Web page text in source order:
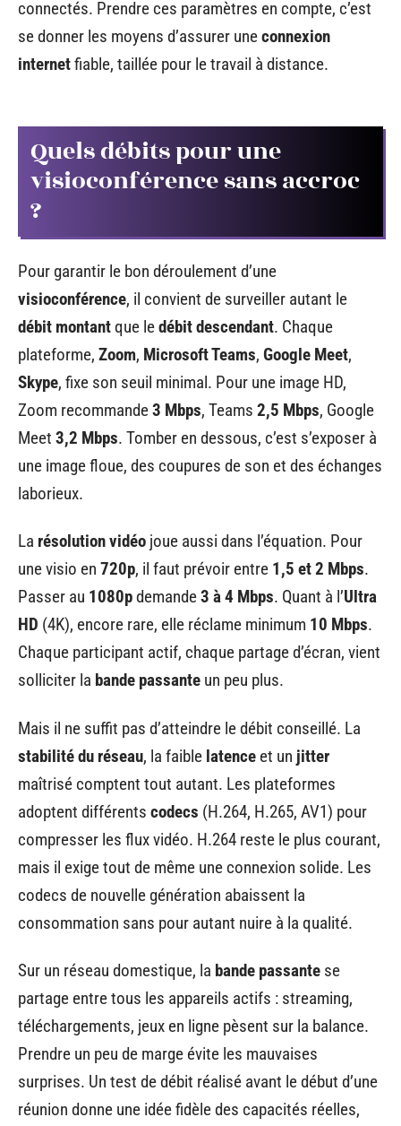
connectés. Prendre ces paramètres en compte, c’est
se donner les moyens d’assurer uneconnexion
internetfiable, taillée pour le travail à distance.
Quels débits pour une
visioconférence sans accroc
?
Pour garantir le bon déroulement d’une
visioconférence, il convient de surveiller autant le
débit montantque ledébit descendant. Chaque
plateforme, Zoom, Microsoft Teams, Google Meet,
Skype, fixe son seuil minimal. Pour une image HD,
Zoom recommande3 Mbps, Teams 2,5 Mbps, Google
Meet 3,2 Mbps. Tomber en dessous, c’est s’exposer à
une image floue, des coupures de son et des échanges
laborieux.
La résolution vidéo joue aussi dans l’équation. Pour
une visio en 720p, il faut prévoir entre 1,5 et 2 Mbps.
Passer au 1080pdemande3 à 4 Mbps. Quant à l’Ultra
HD (4K), encore rare, elle réclame minimum 10 Mbps.
Chaque participant actif, chaque partage d’écran, vient
solliciter la bande passante un peu plus.
Mais il ne suffit pas d’atteindre le débit conseillé. La
stabilité du réseau, la faible latence et un jitter
maîtrisé comptent tout autant. Les plateformes
adoptent différents codecs (H.264, H.265, AV1) pour
compresser les flux vidéo. H.264 reste le plus courant,
mais il exige tout de même une connexion solide. Les
codecs de nouvelle génération abaissent la
consommation sans pour autant nuire à la qualité.
Sur un réseau domestique, la bande passante se
partage entre tous les appareils actifs : streaming,
téléchargements, jeux en ligne pèsent sur la balance.
Prendre un peu de marge évite les mauvaises
surprises. Un test de débit réalisé avant le début d’une
réunion donne une idée fidèle des capacités réelles,